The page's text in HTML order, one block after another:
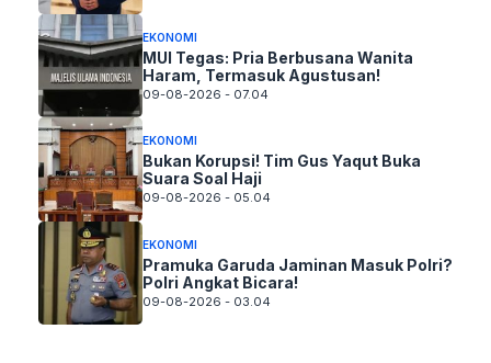
EKONOMI
MUI Tegas: Pria Berbusana Wanita
Haram, Termasuk Agustusan!
09-08-2026 - 07.04
EKONOMI
Bukan Korupsi! Tim Gus Yaqut Buka
Suara Soal Haji
09-08-2026 - 05.04
EKONOMI
Pramuka Garuda Jaminan Masuk Polri?
Polri Angkat Bicara!
09-08-2026 - 03.04